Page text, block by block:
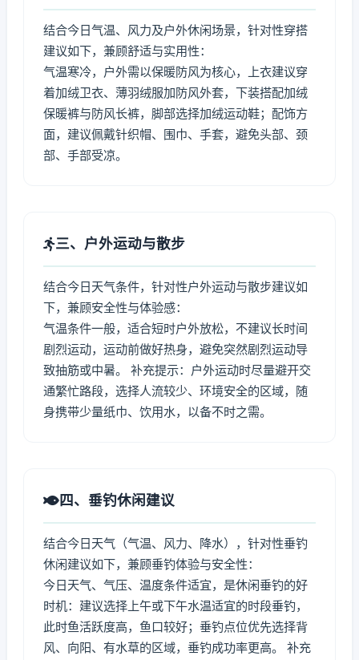
结合今日气温、风力及户外休闲场景，针对性穿搭
建议如下，兼顾舒适与实用性：
气温寒冷，户外需以保暖防风为核心，上衣建议穿
着加绒卫衣、薄羽绒服加防风外套，下装搭配加绒
保暖裤与防风长裤，脚部选择加绒运动鞋；配饰方
面，建议佩戴针织帽、围巾、手套，避免头部、颈
部、手部受凉。
三、户外运动与散步
结合今日天气条件，针对性户外运动与散步建议如
下，兼顾安全性与体验感：
气温条件一般，适合短时户外放松，不建议长时间
剧烈运动，运动前做好热身，避免突然剧烈运动导
致抽筋或中暑。 补充提示：户外运动时尽量避开交
通繁忙路段，选择人流较少、环境安全的区域，随
身携带少量纸巾、饮用水，以备不时之需。
四、垂钓休闲建议
结合今日天气（气温、风力、降水），针对性垂钓
休闲建议如下，兼顾垂钓体验与安全性：
今日天气、气压、温度条件适宜，是休闲垂钓的好
时机：建议选择上午或下午水温适宜的时段垂钓，
此时鱼活跃度高，鱼口较好；垂钓点位优先选择背
风、向阳、有水草的区域，垂钓成功率更高。 补充